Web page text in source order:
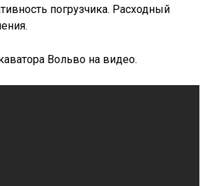
погрузчика. Расходный
Вольво на видео.